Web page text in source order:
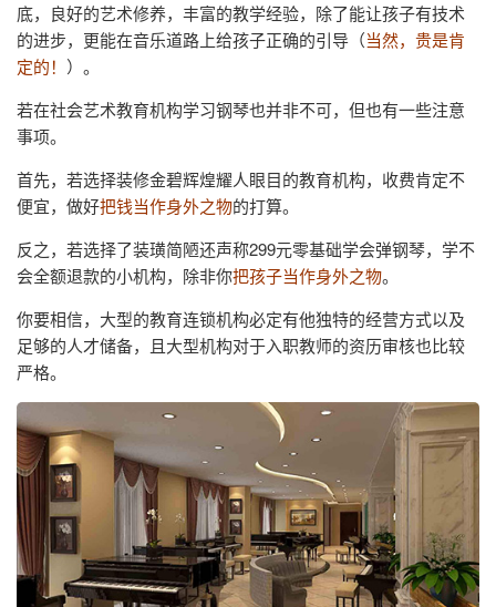
底，良好的艺术修养，丰富的教学经验，除了能让孩子有技术
的进步，更能在音乐道路上给孩子正确的引导（当然，贵是肯
定的！ ）。
若在社会艺术教育机构学习钢琴也并非不可，但也有一些注意
事项。
首先，若选择装修金碧辉煌耀人眼目的教育机构，收费肯定不
便宜，做好把钱当作身外之物的打算。
反之，若选择了装璜简陋还声称299元零基础学会弹钢琴，学不
会全额退款的小机构，除非你把孩子当作身外之物。
你要相信，大型的教育连锁机构必定有他独特的经营方式以及
足够的人才储备，且大型机构对于入职教师的资历审核也比较
严格。